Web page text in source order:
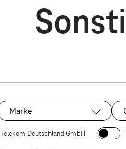
Marke
Deutschland GmbH